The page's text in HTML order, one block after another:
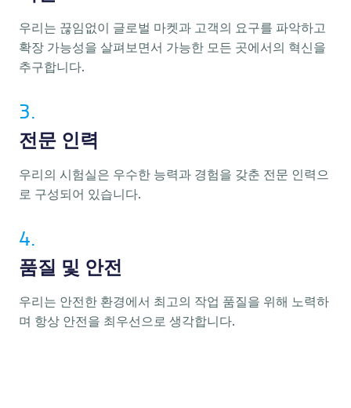
우리는 끊임없이 글로벌 마켓과 고객의 요구를 파악하고
확장 가능성을 살펴보면서 가능한 모든 곳에서의 혁신을
추구합니다.
3.
전문 인력
우리의 시험실은 우수한 능력과 경험을 갖춘 전문 인력으
로 구성되어 있습니다.
4.
품질 및 안전
우리는 안전한 환경에서 최고의 작업 품질을 위해 노력하
며 항상 안전을 최우선으로 생각합니다.